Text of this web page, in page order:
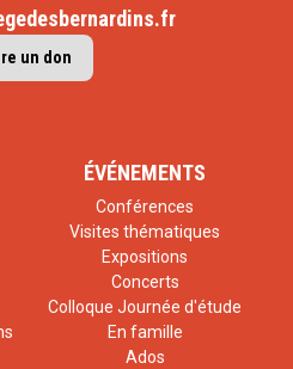
un don
ÉVÉNEMENTS
Conférences
Visites thématiques
Expositions
Concerts
Colloque Journée d'étude
En famille
Ados